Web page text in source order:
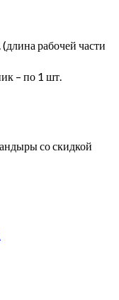
рабочей части
– по 1 шт.
со скидкой